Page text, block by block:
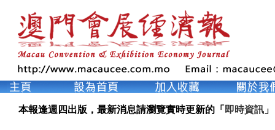
本報逢週四出版，最新消息請瀏覽實時更新的「 即時資訊 」